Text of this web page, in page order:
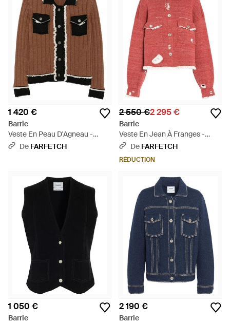
1 420 €
Barrie
Veste En Peau D'Agneau -
Marron
De FARFETCH
2 550 €2 295 €
Barrie
Veste En Jean À Franges -
Rouge
De FARFETCH
RÉDUCTION
1 050 €
Barrie
2 190 €
Barrie